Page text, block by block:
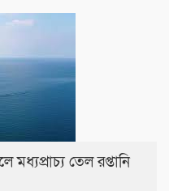
মধ্যপ্রাচ্য তেল রপ্তানি